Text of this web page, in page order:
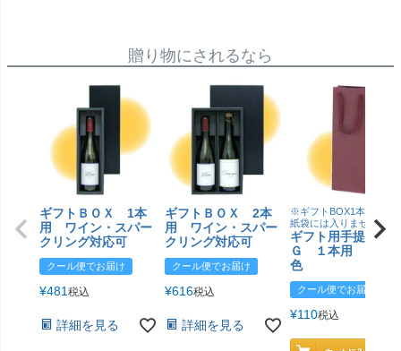
贈り物にされるなら
ギフトＢＯＸ 1本
用 ワイン・スパー
クリング対応可
クール便でお届け
¥481 税込
詳細を見る
ギフトＢＯＸ 2本
用 ワイン・スパー
クリング対応可
クール便でお届け
¥616税込
詳細を見る
※ギフトBOX1本用はこ
紙袋には入りません
ギフト用手提げＢ
Ｇ １本用 エン
色
クール便でお届け
¥110税込